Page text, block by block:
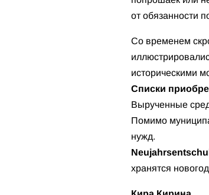
от обязанности
Со временем
историческими
Списки
Вырученные
Помимо
нужд.
хранятся